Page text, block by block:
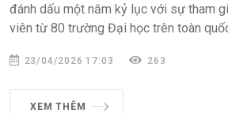
đánh dấu một năm kỷ lục với sự tham
viên từ 80 trường Đại học trên toàn
23/04/2026 17:03 263
XEM THÊM